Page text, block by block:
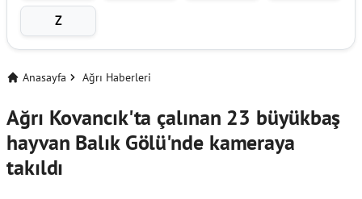
Z
Anasayfa Ağrı Haberleri
Ağrı Kovancık'ta çalınan 23 büyükbaş
hayvan Balık Gölü'nde kameraya
takıldı